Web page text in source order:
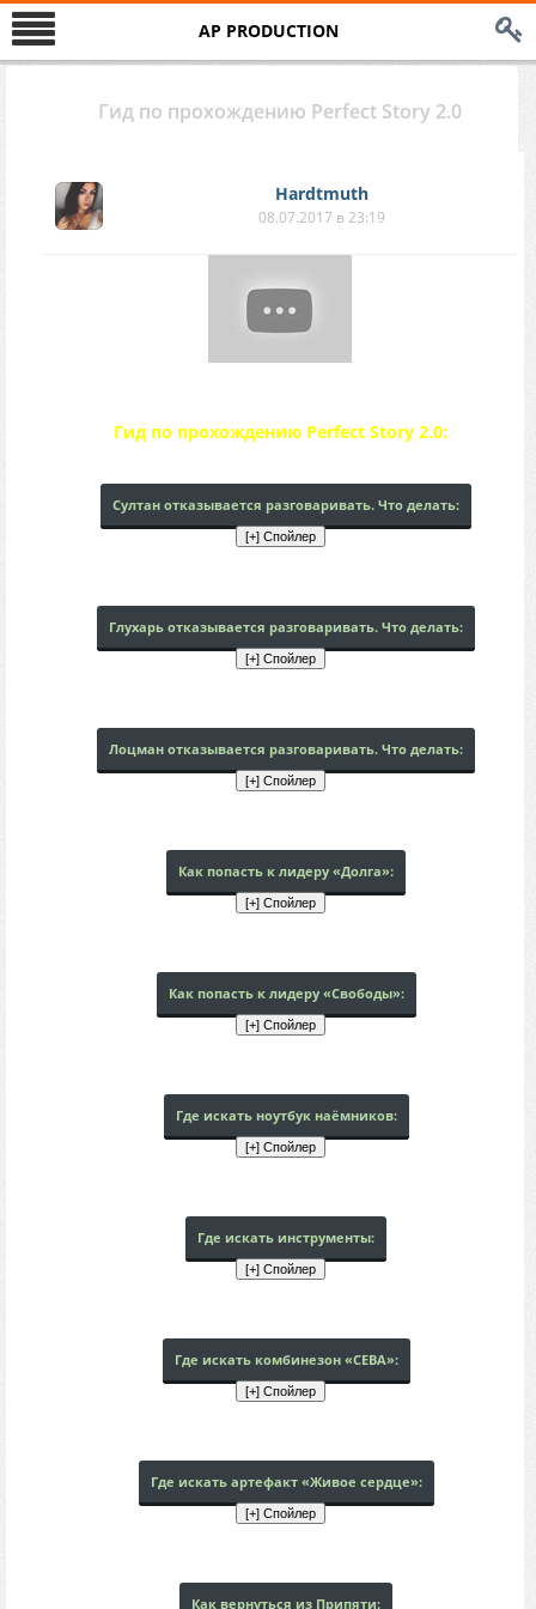
AP PRODUCTION
Гид по прохождению Perfect Story 2.0
Hardtmuth
08.07.2017 в 23:19
Гид по прохождению Perfect Story 2.0:
Султан отказывается разговаривать. Что делать:
Глухарь отказывается разговаривать. Что делать:
Лоцман отказывается разговаривать. Что делать:
Как попасть к лидеру «Долга»:
Как попасть к лидеру «Свободы»:
Где искать ноутбук наёмников:
Где искать инструменты:
Где искать комбинезон «СЕВА»:
Где искать артефакт «Живое сердце»:
Как вернуться из Припяти: